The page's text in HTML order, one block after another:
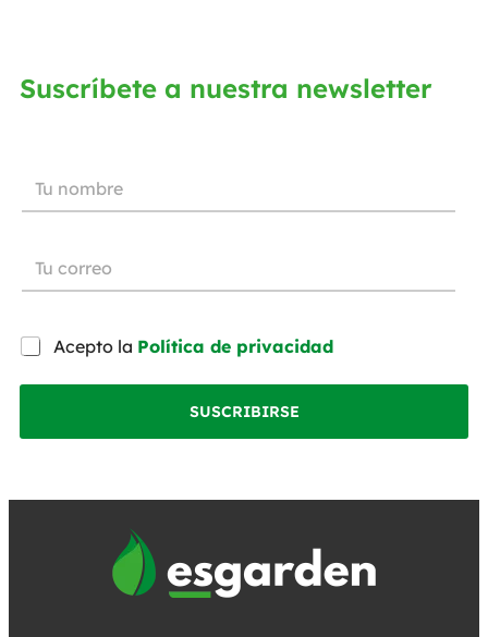
Suscríbete a nuestra newsletter
Acepto la Política de privacidad
SUSCRIBIRSE